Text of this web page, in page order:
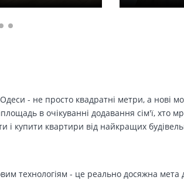
- не просто квадратні метри, а нові
в очікуванні додавання сім'ї, хто
і купити квартири від найкращих
технологіям - це реально досяжна мета